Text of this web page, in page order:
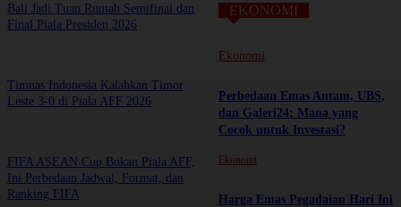
Bali Jadi Tuan Rumah Semifinal dan
Final Piala Presiden 2026
Timnas Indonesia Kalahkan Timor
Leste 3-0 di Piala AFF 2026
FIFA ASEAN Cup Bukan Piala AFF,
Ini Perbedaan Jadwal, Format, dan
Ranking FIFA
EKONOMI
Ekonomi
Perbedaan Emas Antam, UBS,
dan Galeri24: Mana yang
Cocok untuk Investasi?
Ekonomi
Harga Emas Pegadaian Hari Ini